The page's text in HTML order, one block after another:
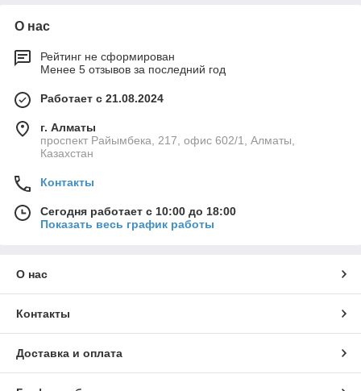
О нас
Рейтинг не сформирован
Менее 5 отзывов за последний год
Работает с 21.08.2024
г. Алматы
проспект Райымбека, 217, офис 602/1, Алматы,
Казахстан
Контакты
Сегодня работает с 10:00 до 18:00
Показать весь график работы
О нас
Контакты
Доставка и оплата